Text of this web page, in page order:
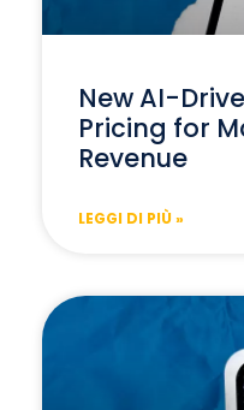
New AI-
Pricing for
Revenue
LEGGI DI PIÙ »